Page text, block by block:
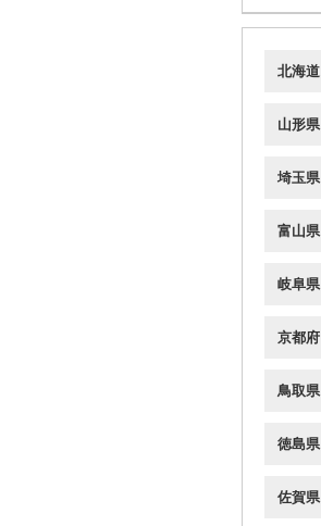
北海道
山形県
埼玉県
富山県
岐阜県
京都府
鳥取県
徳島県
佐賀県